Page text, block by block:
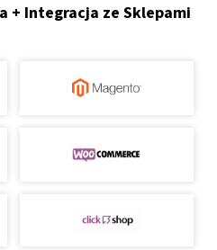
+ Integracja ze Sklepami